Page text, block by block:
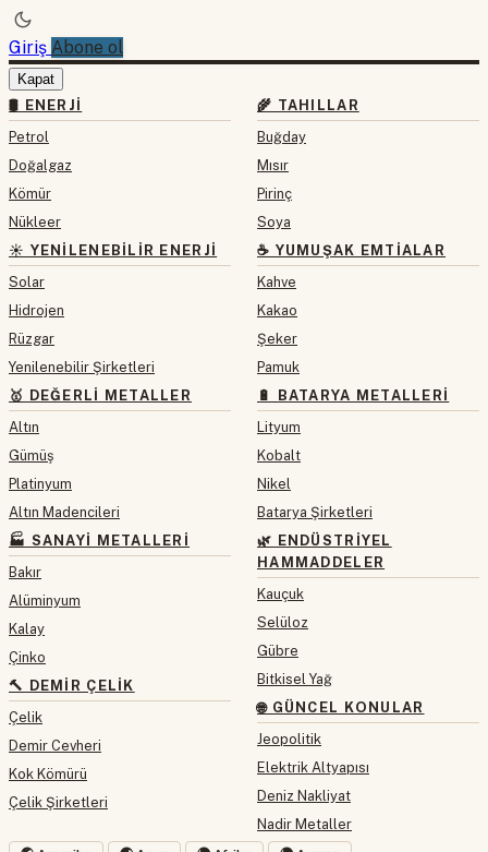
Giriş Abone ol
Kapat
🛢 ENERJI
Petrol
Doğalgaz
Kömür
Nükleer
☀️ YENILENEBILIR ENERJI
Solar
Hidrojen
Rüzgar
Yenilenebilir Şirketleri
🥇 DEĞERLI METALLER
Altın
Gümüş
Platinyum
Altın Madencileri
🏭 SANAYI METALLERI
Bakır
Alüminyum
Kalay
Çinko
🔨 DEMIR ÇELIK
Çelik
Demir Cevheri
Kok Kömürü
Çelik Şirketleri
🌾 TAHILLAR
Buğday
Mısır
Pirinç
Soya
☕ YUMUŞAK EMTIALAR
Kahve
Kakao
Şeker
Pamuk
🔋 BATARYA METALLERI
Lityum
Kobalt
Nikel
Batarya Şirketleri
🌿 ENDÜSTRIYEL
HAMMADDELER
Kauçuk
Selüloz
Gübre
Bitkisel Yağ
🌐 GÜNCEL KONULAR
Jeopolitik
Elektrik Altyapısı
Deniz Nakliyat
Nadir Metaller